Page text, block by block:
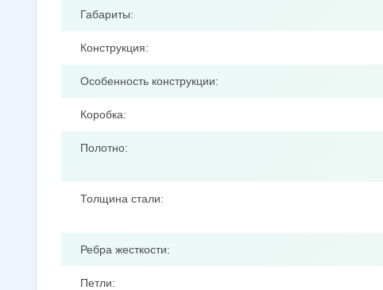
Габариты:
Конструкция:
Особенность конструкции:
Коробка:
Полотно:
Толщина стали:
Ребра жесткости:
Петли: